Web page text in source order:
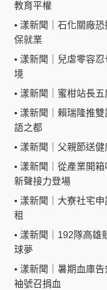
教育平權
• 漾新聞｜石化關廠
保就業
• 漾新聞｜兒虐零容
境
• 漾新聞｜蜜柑站長
• 漾新聞｜賴瑞隆推
語之都
• 漾新聞｜父親節送
• 漾新聞｜從產業開
新聲接力登場
• 漾新聞｜大寮社宅
租
• 漾新聞｜192隊高
球夢
• 漾新聞｜暑期血庫
袖號召捐血